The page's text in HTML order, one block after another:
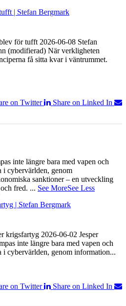
| Stefan Bergmark
för tufft 2026-06-08 Stefan
(modifierad) När verkligheten
få sitta kvar i väntrummet.
on Twitter
Share on Linked In
inte längre bara med vapen och
i cybervärlden, genom
sanktioner – en utveckling
fred. ... See MoreSee Less
| Stefan Bergmark
krigsfartyg 2026-06-02 Jesper
inte längre bara med vapen och
i cybervärlden, genom information...
on Twitter
Share on Linked In